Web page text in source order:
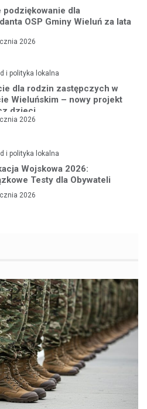
podziękowanie dla
OSP Gminy Wieluń za lata
2026
i polityka lokalna
dla rodzin zastępczych w
Wieluńskim – nowy projekt
dzieci
2026
i polityka lokalna
Wojskowa 2026:
Testy dla Obywateli
2026